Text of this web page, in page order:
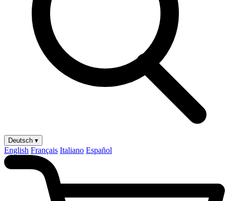
Deutsch ▾
English Français Italiano Español